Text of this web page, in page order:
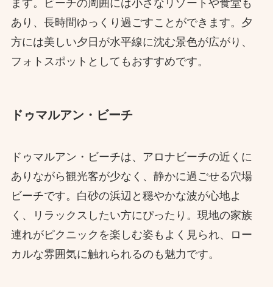
ます。ビーチの周囲には小さなリゾートや食堂も
あり、長時間ゆっくり過ごすことができます。夕
方には美しい夕日が水平線に沈む景色が広がり、
フォトスポットとしてもおすすめです。
ドゥマルアン・ビーチ
ドゥマルアン・ビーチは、アロナビーチの近くに
ありながら観光客が少なく、静かに過ごせる穴場
ビーチです。白砂の浜辺と穏やかな波が心地よ
く、リラックスしたい方にぴったり。現地の家族
連れがピクニックを楽しむ姿もよく見られ、ロー
カルな雰囲気に触れられるのも魅力です。